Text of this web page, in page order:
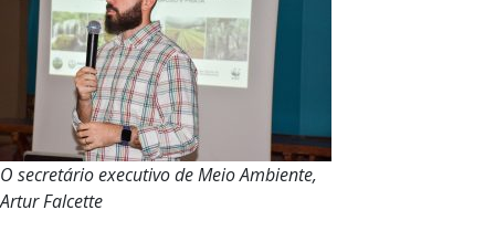
O secretário executivo de Meio Ambiente,
Artur Falcette